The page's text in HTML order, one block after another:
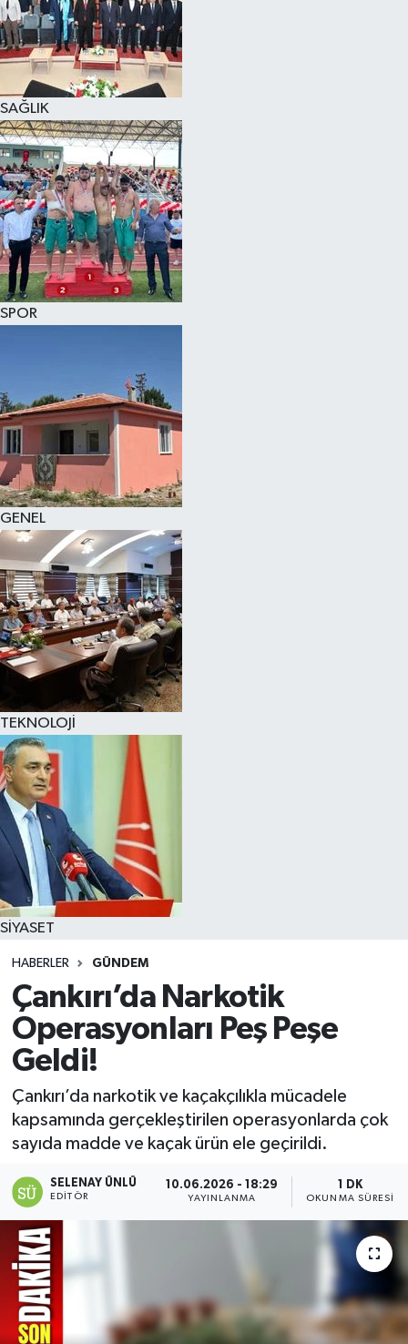
SAĞLIK
SPOR
GENEL
TEKNOLOJİ
SİYASET
HABERLER GÜNDEM
Çankırı’da Narkotik
Operasyonları Peş Peşe
Geldi!
Çankırı’da narkotik ve kaçakçılıkla mücadele
kapsamında gerçekleştirilen operasyonlarda çok
sayıda madde ve kaçak ürün ele geçirildi.
SELENAY ÜNLÜ
EDITÖR
10.06.2026 - 18:29
YAYINLANMA
1 DK
OKUNMA SÜRESI
KÜLTÜR SANAT
MAGAZİN
SAĞLIK
SİYASET
SPOR
TEKNOLOJİ